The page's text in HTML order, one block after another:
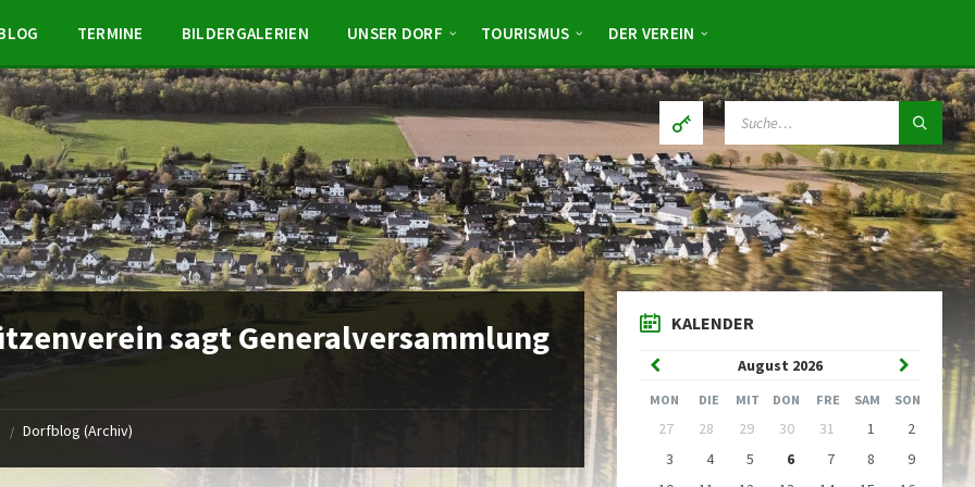
TERMINE BILDERGALERIEN UNSER DORF TOURISMUS DER VEREIN
SUCHE:
sagt Generalversammlung
/ Dorfblog (Archiv)
KALENDER
August 2026
Vorheriger
Monat
Nächster
Monat
MON DIE MIT DON FRE SAM SON
Kalendertage
überspringen
27 28 29 30 31 1
2
3
4 5 6 7 8
9